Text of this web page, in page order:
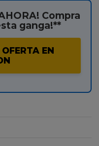
Compra
ganga!**
EN